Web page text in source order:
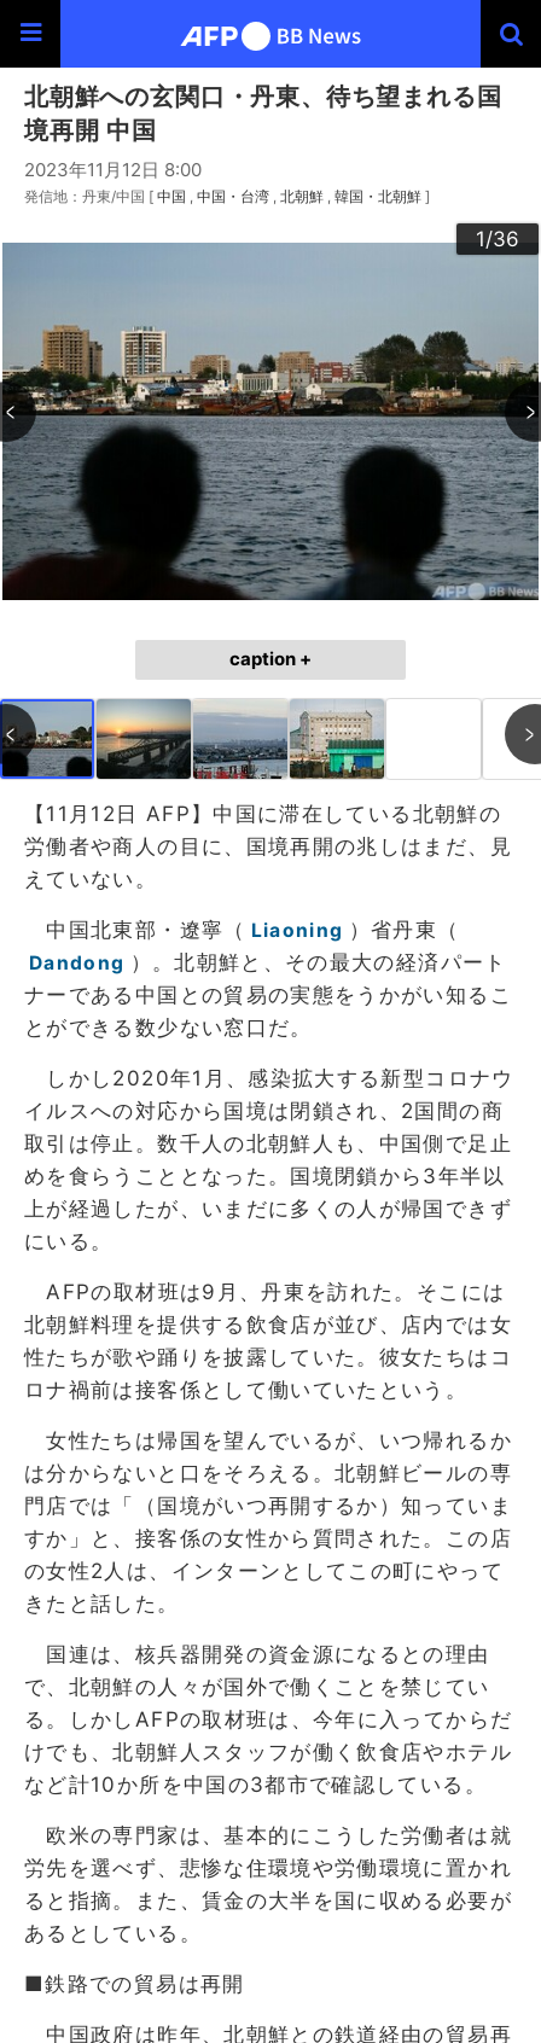
北朝鮮への玄関口・丹東、待ち望まれる国
境再開 中国
2023年11月12日 8:00
発信地：丹東/中国 [ 中国 中国・台湾 北朝鮮 韓国・北朝鮮 ]
1/36
2/36
3/36
4/36
5/36
6/36
7/36
8/36
9/36
10/36
11/36
12/36
13/36
14/36
15/36
16/36
17/36
18/36
19/36
20/36
21/36
22/36
23/36
24/36
25/36
26/36
27/36
28/36
29/36
30/36
31/36
32/36
33/36
34/36
35/36
36/36
caption +
【11月12日 AFP】中国に滞在している北朝鮮の
労働者や商人の目に、国境再開の兆しはまだ、見
えていない。
中国北東部・遼寧（ Liaoning ）省丹東（
Dandong ）。北朝鮮と、その最大の経済パート
ナーである中国との貿易の実態をうかがい知るこ
とができる数少ない窓口だ。
しかし2020年1月、感染拡大する新型コロナウ
イルスへの対応から国境は閉鎖され、2国間の商
取引は停止。数千人の北朝鮮人も、中国側で足止
めを食らうこととなった。国境閉鎖から3年半以
上が経過したが、いまだに多くの人が帰国できず
にいる。
AFPの取材班は9月、丹東を訪れた。そこには
北朝鮮料理を提供する飲食店が並び、店内では女
性たちが歌や踊りを披露していた。彼女たちはコ
ロナ禍前は接客係として働いていたという。
女性たちは帰国を望んでいるが、いつ帰れるか
は分からないと口をそろえる。北朝鮮ビールの専
門店では「（国境がいつ再開するか）知っていま
すか」と、接客係の女性から質問された。この店
の女性2人は、インターンとしてこの町にやって
きたと話した。
国連は、核兵器開発の資金源になるとの理由
で、北朝鮮の人々が国外で働くことを禁じてい
る。しかしAFPの取材班は、今年に入ってからだ
けでも、北朝鮮人スタッフが働く飲食店やホテル
など計10か所を中国の3都市で確認している。
欧米の専門家は、基本的にこうした労働者は就
労先を選べず、悲惨な住環境や労働環境に置かれ
ると指摘。また、賃金の大半を国に収める必要が
あるとしている。
■鉄路での貿易は再開
中国政府は昨年、北朝鮮との鉄道経由の貿易再